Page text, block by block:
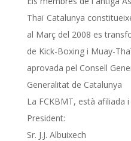
Thaï Catalunya
al Març del 2008 es
de Kick-Boxing i Muay-
aprovada pel Consell
Generalitat de Catalunya
La FCKBMT, està afiliada
President:
Sr. J.J. Albuixech